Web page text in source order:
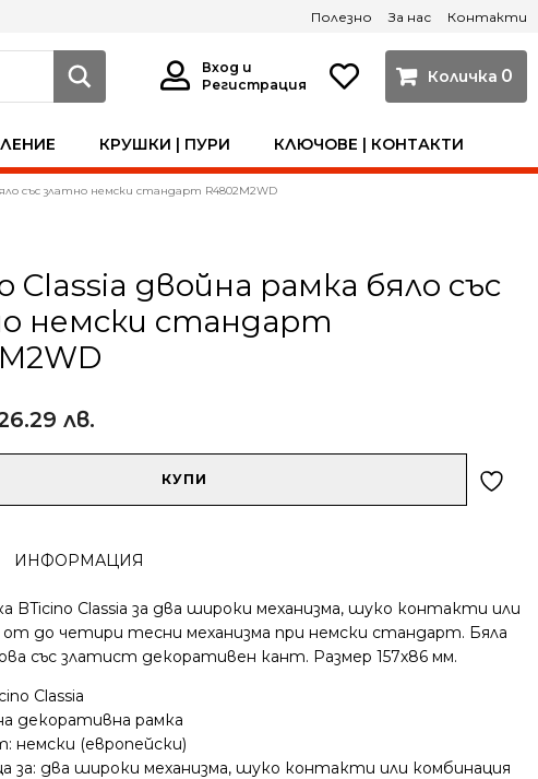
КРУШКИ | ПУРИ КЛЮЧОВЕ | КОНТАКТИ
0
Вход и
Регистрация
Полезно За нас Контакти
със златно немски стандарт R4802M2WD
Classia двойна рамка бяло със
немски стандарт
лв.
КУПИ
ИНФОРМАЦИЯ
BTicino Classia за два широки механизма, шуко контакти или
от до четири тесни механизма при немски стандарт. Бяла
със златист декоративен кант. Размер 157x86 мм.
Classia
декоративна рамка
немски (европейски)
за: два широки механизма, шуко контакти или комбинация